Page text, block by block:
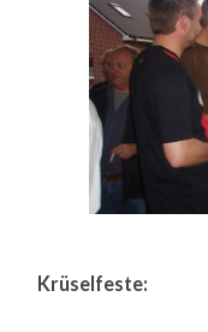
Krüselfeste: